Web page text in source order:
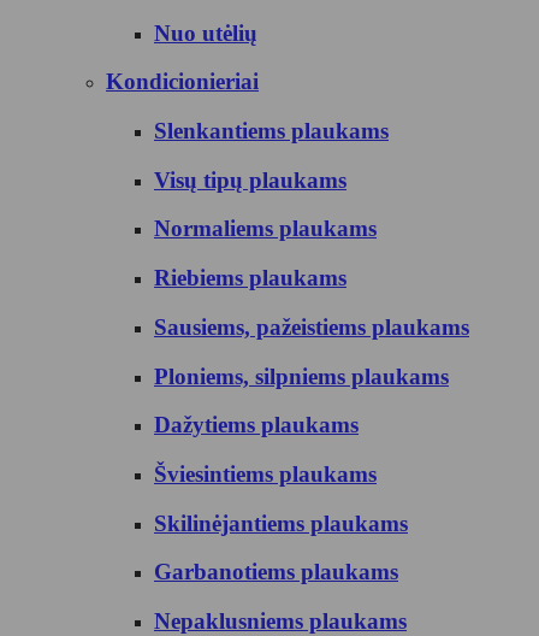
Nuo utėlių
Kondicionieriai
Slenkantiems plaukams
Visų tipų plaukams
Normaliems plaukams
Riebiems plaukams
Sausiems, pažeistiems plaukams
Ploniems, silpniems plaukams
Dažytiems plaukams
Šviesintiems plaukams
Skilinėjantiems plaukams
Garbanotiems plaukams
Nepaklusniems plaukams